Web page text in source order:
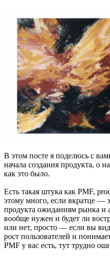
В этом посте я поделюсь с
начала создания продукта, о
как это было.
Есть такая штука как PMF,
этому много, если вкратце —
продукта ожиданиям рынка и
вообще нужен и будет ли
или нет, просто — если вы
рост пользователей и
PMF у вас есть, тут трудно